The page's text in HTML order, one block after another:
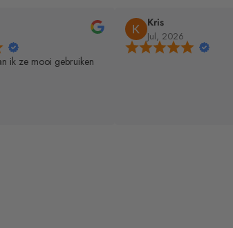
jemairo
Jul, 2026